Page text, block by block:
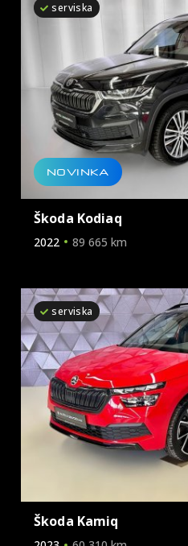
NOVINKA
serviska
Škoda Kodiaq
2022 89 665 km
serviska
Škoda Kamiq